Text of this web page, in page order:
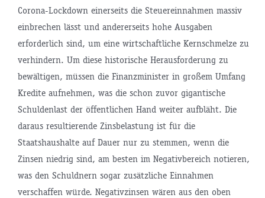
Corona-Lockdown einerseits die Steuereinnahmen massiv
einbrechen lässt und andererseits hohe Ausgaben
erforderlich sind, um eine wirtschaftliche Kernschmelze zu
verhindern. Um diese historische Herausforderung zu
bewältigen, müssen die Finanzminister in großem Umfang
Kredite aufnehmen, was die schon zuvor gigantische
Schuldenlast der öffentlichen Hand weiter aufbläht. Die
daraus resultierende Zinsbelastung ist für die
Staatshaushalte auf Dauer nur zu stemmen, wenn die
Zinsen niedrig sind, am besten im Negativbereich notieren,
was den Schuldnern sogar zusätzliche Einnahmen
verschaffen würde. Negativzinsen wären aus den oben